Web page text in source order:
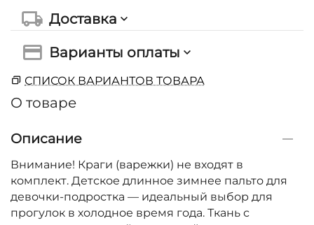
Доставка
Варианты оплаты
СПИСОК ВАРИАНТОВ ТОВАРА
О товаре
Описание
Внимание! Краги (варежки) не входят в
комплект. Детское длинное зимнее пальто для
девочки-подростка — идеальный выбор для
прогулок в холодное время года. Ткань с